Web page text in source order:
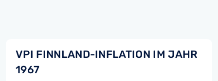
VPI FINNLAND-INFLATION IM JAHR
1967